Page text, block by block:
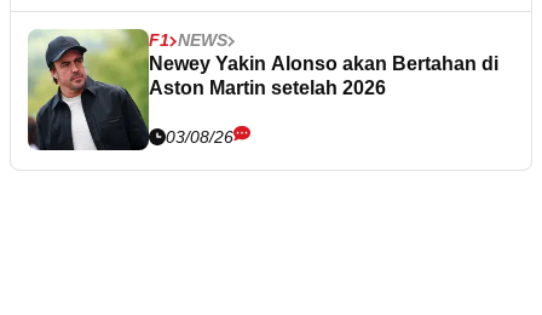
F1 NEWS
Newey Yakin Alonso akan Bertahan di
Aston Martin setelah 2026
03/08/26